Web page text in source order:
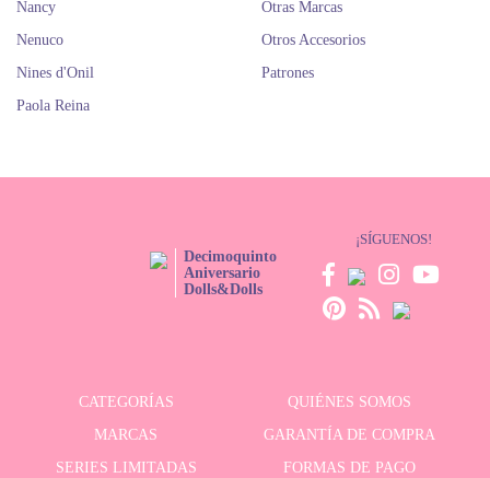
Nancy
Nenuco
Nines d'Onil
Paola Reina
Otras Marcas
Otros Accesorios
Patrones
Decimoquinto
Aniversario
Dolls&Dolls
¡SÍGUENOS!
CATEGORÍAS
QUIÉNES SOMOS
MARCAS
GARANTÍA DE COMPRA
SERIES LIMITADAS
FORMAS DE PAGO